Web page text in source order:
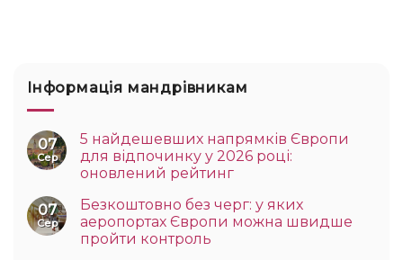
Інформація мандрівникам
07
Сер
5 найдешевших напрямків Європи
для відпочинку у 2026 році:
оновлений рейтинг
07
Сер
Безкоштовно без черг: у яких
аеропортах Європи можна швидше
пройти контроль